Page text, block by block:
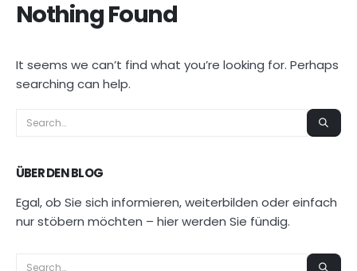
Nothing Found
It seems we can’t find what you’re looking for. Perhaps
searching can help.
ÜBER DEN BLOG
Egal, ob Sie sich informieren, weiterbilden oder einfach
nur stöbern möchten – hier werden Sie fündig.